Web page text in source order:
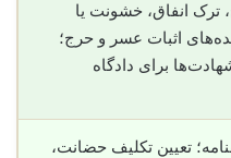
انفاق، خشونت یا
اثبات عسر و حرج؛
برای دادگاه
تعیین تکلیف حضانت،